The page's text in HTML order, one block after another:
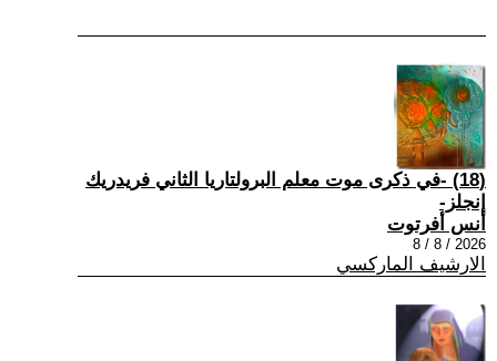
(18) -في ذكرى موت معلم البرولتاريا الثاني فريدريك
إنجلز-
أنس أفرتوت
2026 / 8 / 8
الارشيف الماركسي